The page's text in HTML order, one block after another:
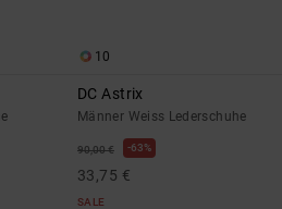
10
DC Astrix
Männer Weiss Lederschuhe
90,00 € 63%
33,75 €
SALE